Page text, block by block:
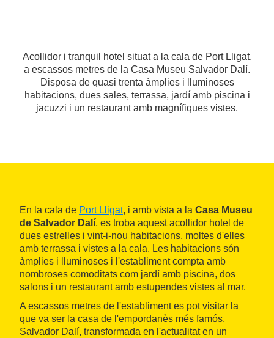
Acollidor i tranquil hotel situat a la cala de Port Lligat,
a escassos metres de la Casa Museu Salvador Dalí.
Disposa de quasi trenta àmplies i lluminoses
habitacions, dues sales, terrassa, jardí amb piscina i
jacuzzi i un restaurant amb magnífiques vistes.
En la cala de Port Lligat, i amb vista a la Casa Museu
de Salvador Dalí, es troba aquest acollidor hotel de
dues estrelles i vint-i-nou habitacions, moltes d'elles
amb terrassa i vistes a la cala. Les habitacions són
àmplies i lluminoses i l'establiment compta amb
nombroses comoditats com jardí amb piscina, dos
salons i un restaurant amb estupendes vistes al mar.
A escassos metres de l'establiment es pot visitar la
que va ser la casa de l'empordanès més famós,
Salvador Dalí, transformada en l'actualitat en un